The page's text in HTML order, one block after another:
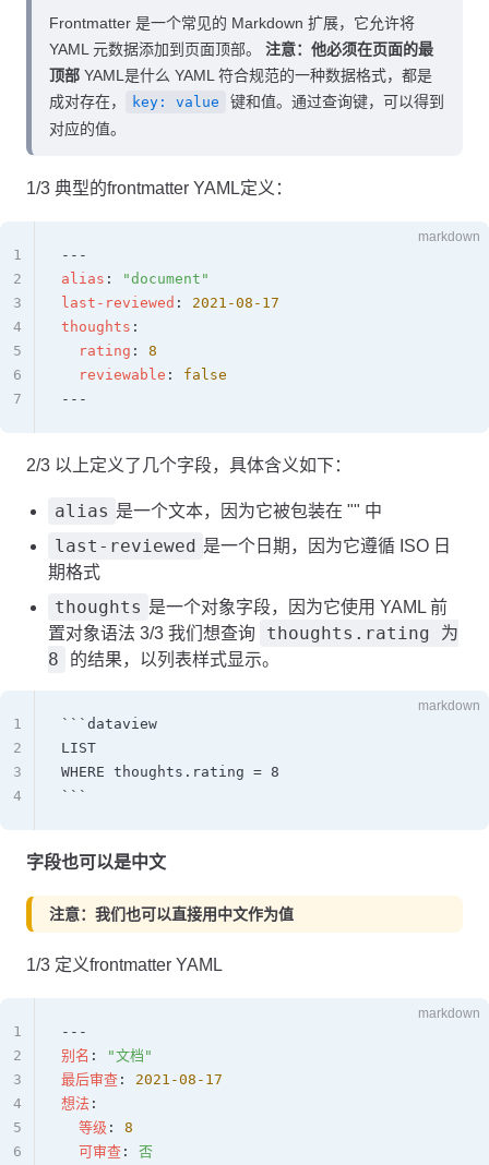
Frontmatter 是一个常见的 Markdown 扩展，它允许将
YAML 元数据添加到页面顶部。 注意：他必须在页面的最
顶部YAML是什么 YAML 符合规范的一种数据格式，都是
成对存在，
key: value
键和值。通过查询键，可以得到
对应的值。
1/3 典型的frontmatter YAML定义：
markdown
---
alias :
"document"
last-reviewed : 2021-08-17
thoughts :
  rating
: 8
  reviewable
: false
---
1
2
3
4
5
6
7
2/3 以上定义了几个字段，具体含义如下：
alias 是一个文本，因为它被包装在 "" 中
last-reviewed 是一个日期，因为它遵循 ISO 日
期格式
thoughts 是一个对象字段，因为它使用 YAML 前
置对象语法 3/3 我们想查询
thoughts.rating 为
8
的结果，以列表样式显示。
markdown
```dataview
LIST
WHERE thoughts.rating = 8
```
1
2
3
4
字段也可以是中文
注意：我们也可以直接用中文作为值
1/3 定义frontmatter YAML
markdown
---
别名 :
"文档"
最后审查 : 2021-08-17
想法 :
  等级
: 8
  可审查
: 否
1
2
3
4
5
6